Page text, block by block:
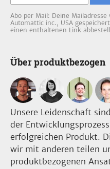
Abo per Mail: Deine
Automattic inc., USA
einen enthaltenen Link
Über produktbezogen
Unsere Leidenschaft
der
erfolgreichen Produkt.
wir mit anderen teilen
produktbezogenen